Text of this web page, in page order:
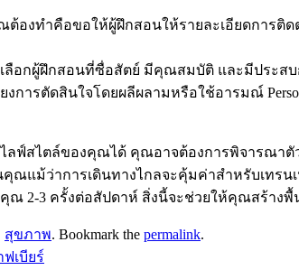
องทำคือขอให้ผู้ฝึกสอนให้รายละเอียดการติด
ลือกผู้ฝึกสอนที่ซื่อสัตย์ มีคุณสมบัติ และมีประส
การตัดสินใจโดยผลีผลามหรือใช้อารมณ์
ลฟ์สไตล์ของคุณได้ คุณอาจต้องการพิจารณา
คุณแม้ว่าการเดินทางไกลจะคุ้มค่าสำหรับเท
คุณ 2-3 ครั้งต่อสัปดาห์ สิ่งนี้จะช่วยให้คุณสร้
สุขภาพ. Bookmark the permalink.
เบียร์